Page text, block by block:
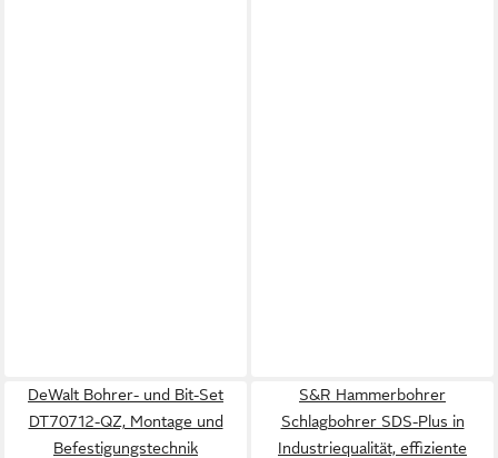
DeWalt Bohrer- und Bit-Set
DT70712-QZ, Montage und
Befestigungstechnik
S&R Hammerbohrer
Schlagbohrer SDS-Plus in
Industriequalität, effiziente